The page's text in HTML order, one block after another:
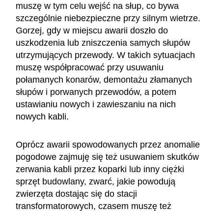
muszę w tym celu wejść na słup, co bywa
szczególnie niebezpieczne przy silnym wietrze.
Gorzej, gdy w miejscu awarii doszło do
uszkodzenia lub zniszczenia samych słupów
utrzymujących przewody. W takich sytuacjach
muszę współpracować przy usuwaniu
połamanych konarów, demontażu złamanych
słupów i porwanych przewodów, a potem
ustawianiu nowych i zawieszaniu na nich
nowych kabli.
Oprócz awarii spowodowanych przez anomalie
pogodowe zajmuję się też usuwaniem skutków
zerwania kabli przez koparki lub inny ciężki
sprzęt budowlany, zwarć, jakie powodują
zwierzęta dostając się do stacji
transformatorowych, czasem muszę też